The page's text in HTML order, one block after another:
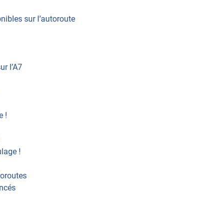
sur l’autoroute
l’A7
!
!